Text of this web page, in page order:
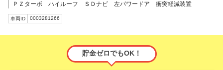
ＰＺターボ ハイルーフ ＳＤナビ 左パワードア 衝突軽減装置
車両ID 0003281266
貯金ゼロでもOK！